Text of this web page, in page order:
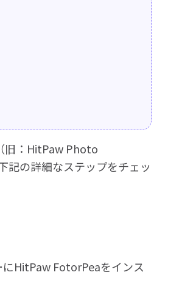
旧：HitPaw Photo
記の詳細なステップをチェッ
HitPaw FotorPeaをインス